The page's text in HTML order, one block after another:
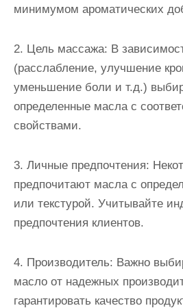
минимумом ароматических
2. Цель массажа: В
(расслабление, улучшение
уменьшение боли и т.д.)
определенные масла с
свойствами.
3. Личные предпочтения:
предпочитают масла с
или текстурой. Учитывайте
предпочтения клиентов.
4. Производитель: Важно
масло от надежных
гарантировать качество